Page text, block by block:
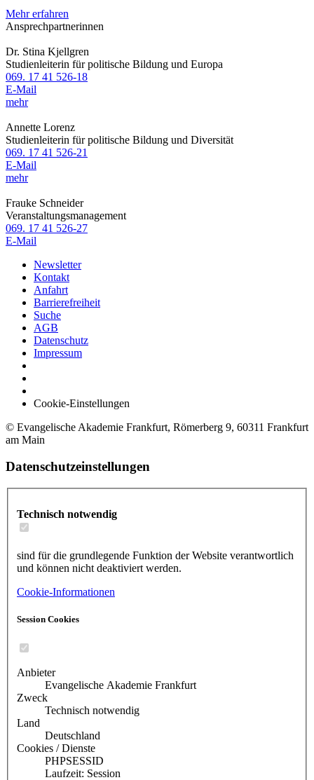
Mehr erfahren
Ansprechpartnerinnen
Dr. Stina Kjellgren
Studienleiterin für politische Bildung und Europa
069. 17 41 526-18
E-Mail
mehr
Annette Lorenz
Studienleiterin für politische Bildung und Diversität
069. 17 41 526-21
E-Mail
mehr
Frauke Schneider
Veranstaltungsmanagement
069. 17 41 526-27
E-Mail
Newsletter
Kontakt
Anfahrt
Barrierefreiheit
Suche
AGB
Datenschutz
Impressum
Cookie-Einstellungen
© Evangelische Akademie Frankfurt, Römerberg 9, 60311 Frankfurt
am Main
Datenschutzeinstellungen
Technisch notwendig
sind für die grundlegende Funktion der Website verantwortlich
und können nicht deaktiviert werden.
Cookie-Informationen
Session Cookies
Anbieter
Evangelische Akademie Frankfurt
Zweck
Technisch notwendig
Land
Deutschland
Cookies / Dienste
PHPSESSID
Laufzeit: Session